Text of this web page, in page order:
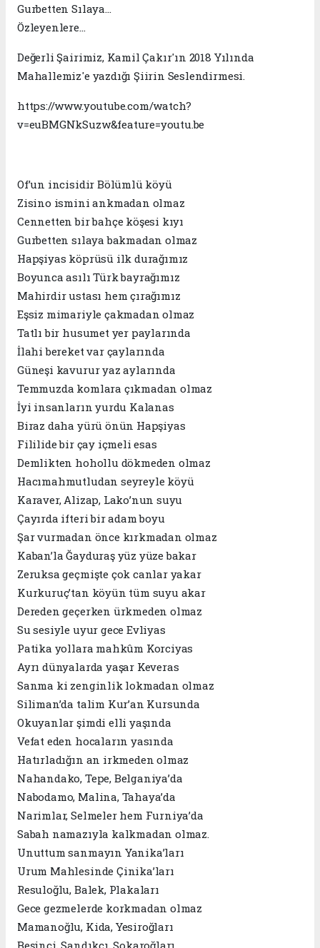
Gurbetten Sılaya…
Özleyenlere…
Değerli Şairimiz, Kamil Çakır'ın 2018 Yılında
Mahallemiz'e yazdığı Şiirin Seslendirmesi.
https://www.youtube.com/watch?
v=euBMGNkSuzw&feature=youtu.be
Of’un incisidir Bölümlü köyü
Zisino ismini ankmadan olmaz
Cennetten bir bahçe köşesi kıyı
Gurbetten sılaya bakmadan olmaz
Hapşiyas köprüsü ilk durağımız
Boyunca asılı Türk bayrağımız
Mahirdir ustası hem çırağımız
Eşsiz mimariyle çakmadan olmaz
Tatlı bir husumet yer paylarında
İlahi bereket var çaylarında
Güneşi kavurur yaz aylarında
Temmuzda komlara çıkmadan olmaz
İyi insanların yurdu Kalanas
Biraz daha yürü önün Hapşiyas
Fililide bir çay içmeli esas
Demlikten hohollu dökmeden olmaz
Hacımahmutludan seyreyle köyü
Karaver, Alizap, Lako’nun suyu
Çayırda ifteri bir adam boyu
Şar vurmadan önce kırkmadan olmaz
Kaban’la Ğayduraş yüz yüze bakar
Zeruksa geçmişte çok canlar yakar
Kurkuruç’tan köyün tüm suyu akar
Dereden geçerken ürkmeden olmaz
Su sesiyle uyur gece Evliyas
Patika yollara mahkûm Korciyas
Ayrı dünyalarda yaşar Keveras
Sanma ki zenginlik lokmadan olmaz
Siliman’da talim Kur’an Kursunda
Okuyanlar şimdi elli yaşında
Vefat eden hocaların yasında
Hatırladığın an irkmeden olmaz
Nahandako, Tepe, Belganiya’da
Nabodamo, Malina, Tahaya’da
Narimlar, Selmeler hem Furniya’da
Sabah namazıyla kalkmadan olmaz.
Unuttum sanmayın Yanika’ları
Urum Mahlesinde Çinika’ları
Resuloğlu, Balek, Plakaları
Gece gezmelerde korkmadan olmaz
Mamanoğlu, Kida, Yesiroğları
Beşinci, Sandıkçı, Şokaroğları